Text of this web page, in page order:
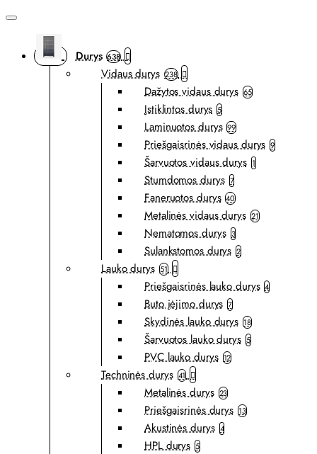
Durys 638
Vidaus durys 238
Dažytos vidaus durys 65
Įstiklintos durys 5
Laminuotos durys 99
Priešgaisrinės vidaus durys 9
Šarvuotos vidaus durys 1
Stumdomos durys 7
Faneruotos durys 40
Metalinės vidaus durys 21
Nematomos durys 3
Sulankstomos durys 2
Lauko durys 51
Priešgaisrinės lauko durys 4
Buto įėjimo durys 7
Skydinės lauko durys 18
Šarvuotos lauko durys 5
PVC lauko durys 12
Techninės durys 41
Metalinės durys 23
Priešgaisrinės durys 13
Akustinės durys 4
HPL durys 5